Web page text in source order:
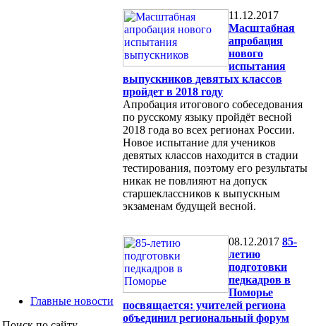
Главные новости
11.12.2017
Масштабная
апробация
нового
испытания
выпускников девятых классов
пройдет в 2018 году
Апробация итогового собеседования
по русскому языку пройдёт весной
2018 года во всех регионах России.
Новое испытание для учеников
девятых классов находится в стадии
тестирования, поэтому его результаты
никак не повлияют на допуск
старшеклассников к выпускным
экзаменам будущей весной.
08.12.2017 85-
летию
подготовки
педкадров в
Поморье
посвящается: учителей региона
объединил региональный форум